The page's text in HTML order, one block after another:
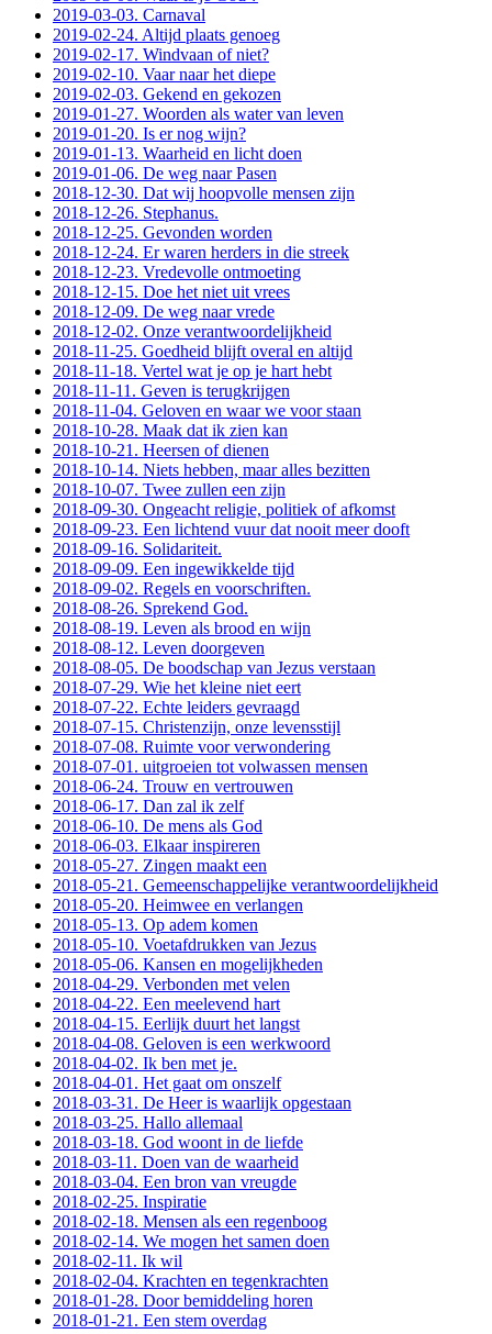
2019-03-03. Carnaval
2019-02-24. Altijd plaats genoeg
2019-02-17. Windvaan of niet?
2019-02-10. Vaar naar het diepe
2019-02-03. Gekend en gekozen
2019-01-27. Woorden als water van leven
2019-01-20. Is er nog wijn?
2019-01-13. Waarheid en licht doen
2019-01-06. De weg naar Pasen
2018-12-30. Dat wij hoopvolle mensen zijn
2018-12-26. Stephanus.
2018-12-25. Gevonden worden
2018-12-24. Er waren herders in die streek
2018-12-23. Vredevolle ontmoeting
2018-12-15. Doe het niet uit vrees
2018-12-09. De weg naar vrede
2018-12-02. Onze verantwoordelijkheid
2018-11-25. Goedheid blijft overal en altijd
2018-11-18. Vertel wat je op je hart hebt
2018-11-11. Geven is terugkrijgen
2018-11-04. Geloven en waar we voor staan
2018-10-28. Maak dat ik zien kan
2018-10-21. Heersen of dienen
2018-10-14. Niets hebben, maar alles bezitten
2018-10-07. Twee zullen een zijn
2018-09-30. Ongeacht religie, politiek of afkomst
2018-09-23. Een lichtend vuur dat nooit meer dooft
2018-09-16. Solidariteit.
2018-09-09. Een ingewikkelde tijd
2018-09-02. Regels en voorschriften.
2018-08-26. Sprekend God.
2018-08-19. Leven als brood en wijn
2018-08-12. Leven doorgeven
2018-08-05. De boodschap van Jezus verstaan
2018-07-29. Wie het kleine niet eert
2018-07-22. Echte leiders gevraagd
2018-07-15. Christenzijn, onze levensstijl
2018-07-08. Ruimte voor verwondering
2018-07-01. uitgroeien tot volwassen mensen
2018-06-24. Trouw en vertrouwen
2018-06-17. Dan zal ik zelf
2018-06-10. De mens als God
2018-06-03. Elkaar inspireren
2018-05-27. Zingen maakt een
2018-05-21. Gemeenschappelijke verantwoordelijkheid
2018-05-20. Heimwee en verlangen
2018-05-13. Op adem komen
2018-05-10. Voetafdrukken van Jezus
2018-05-06. Kansen en mogelijkheden
2018-04-29. Verbonden met velen
2018-04-22. Een meelevend hart
2018-04-15. Eerlijk duurt het langst
2018-04-08. Geloven is een werkwoord
2018-04-02. Ik ben met je.
2018-04-01. Het gaat om onszelf
2018-03-31. De Heer is waarlijk opgestaan
2018-03-25. Hallo allemaal
2018-03-18. God woont in de liefde
2018-03-11. Doen van de waarheid
2018-03-04. Een bron van vreugde
2018-02-25. Inspiratie
2018-02-18. Mensen als een regenboog
2018-02-14. We mogen het samen doen
2018-02-11. Ik wil
2018-02-04. Krachten en tegenkrachten
2018-01-28. Door bemiddeling horen
2018-01-21. Een stem overdag